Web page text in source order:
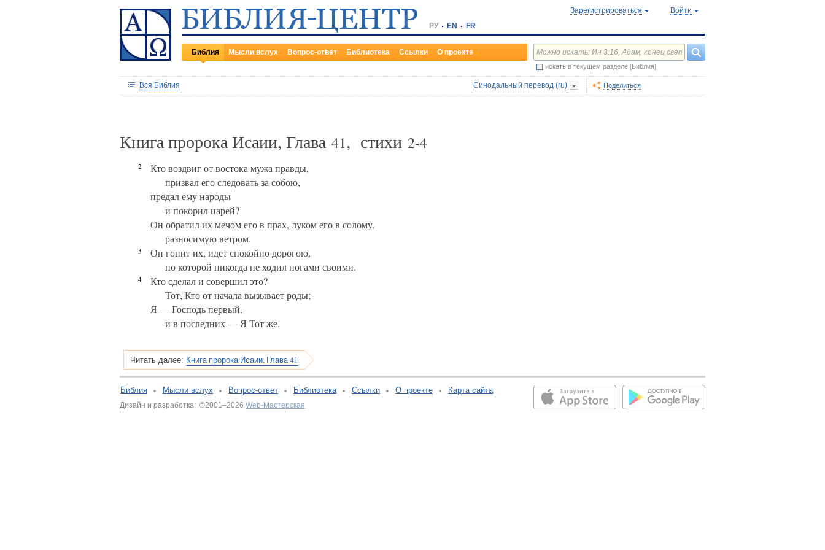
РУ EN FR
Зарегистрироваться Войти
Библия Мысли вслух Вопрос-ответ Библиотека Ссылки О проекте
искать в текущем разделе [Библия]
Вся Библия Синодальный перевод (ru) Поделиться
Книга пророка Исаии, Глава 41, стихи 2-4
2
Кто воздвиг от востока мужа правды,
призвал его следовать за собою,
предал ему народы
и покорил царей?
Он обратил их мечом его в прах, луком его в солому,
разносимую ветром.
3
Он гонит их, идет спокойно дорогою,
по которой никогда не ходил ногами своими.
4
Кто сделал и совершил это?
Тот, Кто от начала вызывает роды;
Я — Господь первый,
и в последних — Я Тот же.
Читать далее: Книга пророка Исаии, Глава 41
Библия Мысли вслух Вопрос-ответ Библиотека Ссылки О проекте Карта сайта
Дизайн и разработка: ©2001–2026 Web-Мастерская